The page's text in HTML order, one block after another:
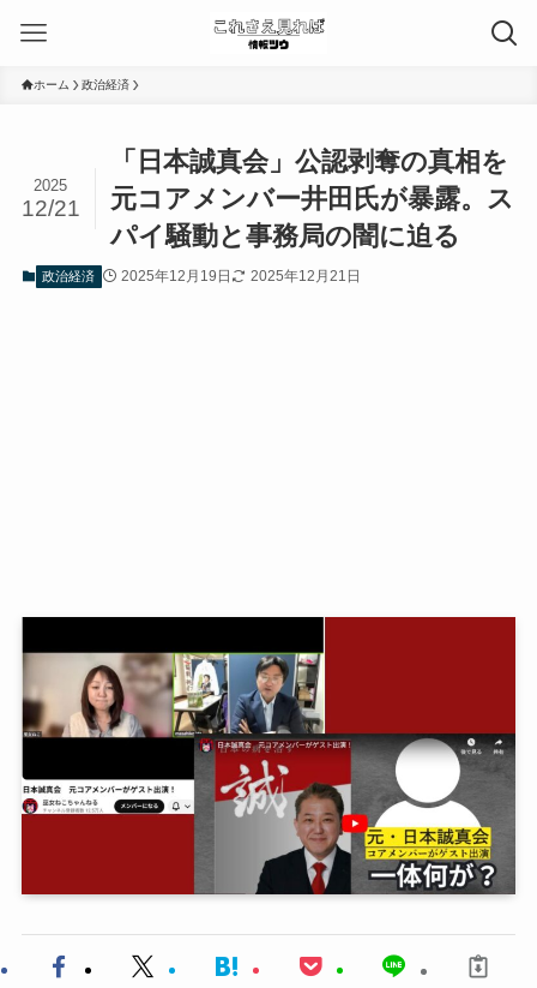
ホーム 政治経済
「日本誠真会」公認剥奪の真相を
元コアメンバー井田氏が暴露。ス
パイ騒動と事務局の闇に迫る
2025
12/21
政治経済 2025年12月19日 2025年12月21日